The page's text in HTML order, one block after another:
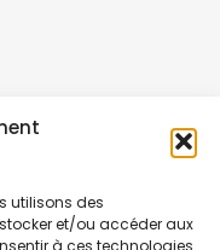
utilisons des
et/ou accéder aux
à ces technologies
réseaux
ou